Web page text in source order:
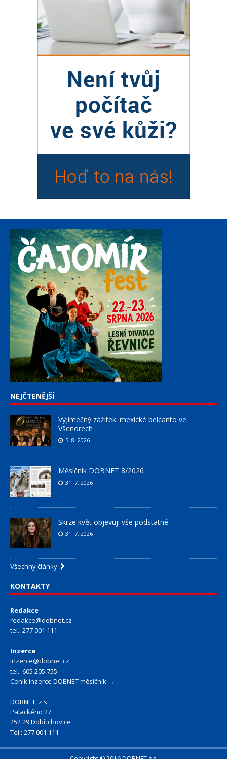
NEJČTENĚJŠÍ
Výjimečný zážitek: mexické belcanto ve
Všenorech
5. 8. 2026
Měsíčník DOBNET 8/2026
31. 7. 2026
Skrze květ objevuji vše podstatné
31. 7. 2026
Všechny články
KONTAKTY
Redakce
redakce@dobnet.cz
tel.: 277 001 111
Inzerce
inzerce@dobnet.cz
tel.: 605 205 755
Ceník inzerce DOBNET měsíčník →
DOBNET, z.s.
Palackého 27
252 29 Dobřichovice
Tel.: 277 001 111